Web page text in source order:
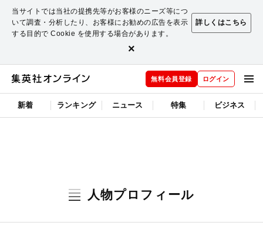
当サイトでは当社の提携先等がお客様のニーズ等につ
いて調査・分析したり、お客様にお勧めの広告を表示
する目的で Cookie を使用する場合があります。
詳しくはこちら
×
無料会員登録 ログイン
新着 ランキング ニュース 特集 ビジネス
人物プロフィール